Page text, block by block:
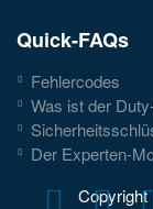
Quick-FAQs
Fehlercodes
Was ist der
Der Experten-
Copyright